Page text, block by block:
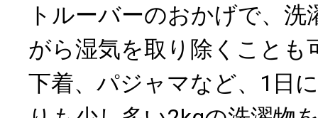
トルーバーのおかげで、
がら湿気を取り除くことも
下着、パジャマなど、1日